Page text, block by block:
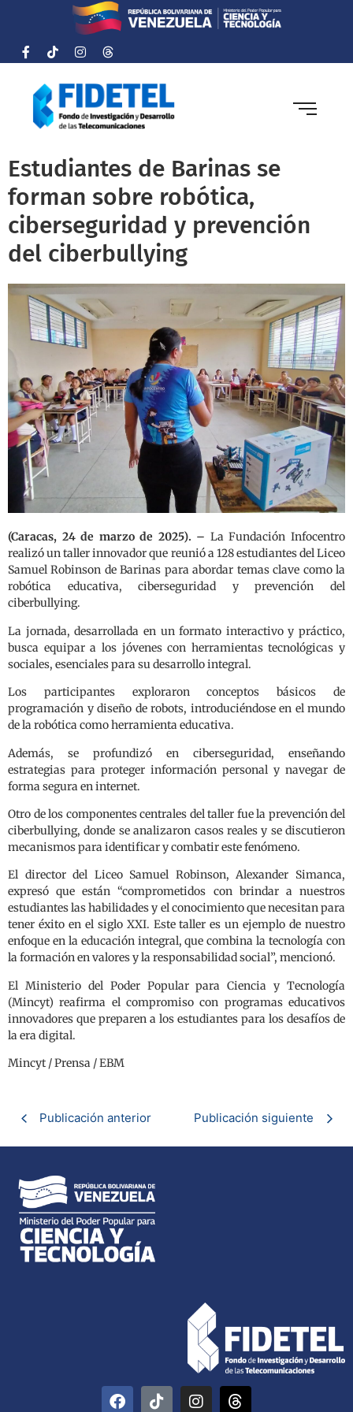
Estudiantes de Barinas se
forman sobre robótica,
ciberseguridad y prevención
del ciberbullying
(Caracas, 24 de marzo de 2025). – La Fundación Infocentro
realizó un taller innovador que reunió a 128 estudiantes del Liceo
Samuel Robinson de Barinas para abordar temas clave como la
robótica educativa, ciberseguridad y prevención del
ciberbullying.
La jornada, desarrollada en un formato interactivo y práctico,
busca equipar a los jóvenes con herramientas tecnológicas y
sociales, esenciales para su desarrollo integral.
Los participantes exploraron conceptos básicos de
programación y diseño de robots, introduciéndose en el mundo
de la robótica como herramienta educativa.
Además, se profundizó en ciberseguridad, enseñando
estrategias para proteger información personal y navegar de
forma segura en internet.
Otro de los componentes centrales del taller fue la prevención del
ciberbullying, donde se analizaron casos reales y se discutieron
mecanismos para identificar y combatir este fenómeno.
El director del Liceo Samuel Robinson, Alexander Simanca,
expresó que están “comprometidos con brindar a nuestros
estudiantes las habilidades y el conocimiento que necesitan para
tener éxito en el siglo XXI. Este taller es un ejemplo de nuestro
enfoque en la educación integral, que combina la tecnología con
la formación en valores y la responsabilidad social”, mencionó.
El Ministerio del Poder Popular para Ciencia y Tecnología
(Mincyt) reafirma el compromiso con programas educativos
innovadores que preparen a los estudiantes para los desafíos de
la era digital.
Mincyt / Prensa / EBM
Publicación anterior Publicación siguiente